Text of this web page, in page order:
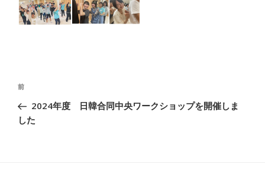
投
ナ
ビ
前
の
投
前
2024年度 日韓合同中央ワークショップを開催しま
した